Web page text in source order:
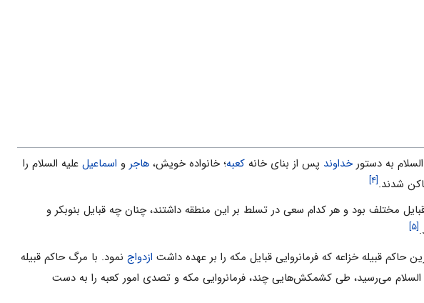
به دستورخداوند پس از بنای خانه کعبه؛ خانواده خویش، هاجر و اسماعیل علیه السلام را
شدند.[۴]
مختلف بود و هر کدام سعی در تسلط بر این منطقه داشتند، چنان چه قبایل بنوبکر و
[۵]
حاکم قبیله خزاعه که فرمانروایی قبایل مکه را بر عهده داشت ازدواج نمود. با مرگ حاکم قبیله
السلام می‌رسید، طی کشمکش‌هایی چند، فرمانروایی مکه و تصدی امور کعبه را به دست